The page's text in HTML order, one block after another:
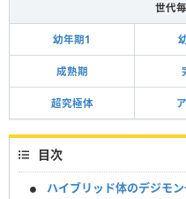
世代
幼年期1
成熟期
超究極体
目次
ハイブリッド体のデジモ